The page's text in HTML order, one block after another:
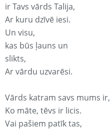
ir Tavs vārds Talija,
Ar kuru dzīvē iesi.
Un visu,
kas būs ļauns un
slikts,
Ar vārdu uzvarēsi.
Vārds katram savs mums ir,
Ko māte, tēvs ir licis.
Vai pašiem patīk tas,